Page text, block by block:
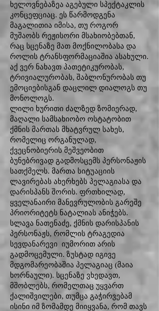
ხელოვნებაზეა აგებული სპექტაკლის
კონცეფციაც. ეს წარმოდგენა
მაგალითია იმისა, თუ როგორ
მუშაობს რეჟისორი მსახიობებთან,
რაც სცენაზე მათ მოქნილობასა და
როლის ტრანსფორმაციაშია ასახული.
აქ ვერ ნახავთ პათეტიკურობას,
ტრივიალურობას, შაბლონურობას თუ
ემოციებისგან დაცლილ დიალოგს თუ
მონოლოგს.
ლილი ხურითი ძალზედ ზომიერად,
მაღალი სამსახიობო ოსტატობით
ქმნის მართას მხატვრულ სახეს,
რომელიც ორგანულად,
ქვეცნობიერის მეშვეობით
ბუნებრივად გადმოსცემს პერსონაჟის
სათქმელს. მართა სიტუაციის
ლავირებას ახერხებს პელაგიასა და
დარისპანს შორის. ფრთხილად,
ყველანაირი მანევრულობის გარეშე
პრიორიტეტს ნატალიას ანიჭებს.
სლავა ნათენაძე, ქმნის დარისპანის
პერსონაჟს, რომლის ტრაგედია
სევდანარევი იუმორით არის
გადმოცემული. ზუსტად იგივე
მდგომარეობაშია პელაგიაც (მაია
ხორნაული). სცენაზე ვხედავთ,
მშობლებს, რომელთაც უყვართ
ქალიშვილები, თუმცა გაჭირვებამ
ისინი იმ ზომამდე მიიყვანა, რომ თავს